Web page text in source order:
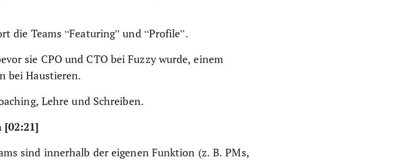
die Teams “Featuring” und “Profile”.
sie CPO und CTO bei Fuzzy wurde, einem
bei Haustieren.
Lehre und Schreiben.
sind innerhalb der eigenen Funktion (z. B. PMs,